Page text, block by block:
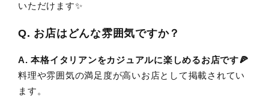
いただけます✨
Q. お店はどんな雰囲気ですか？
A. 本格イタリアンをカジュアルに楽しめるお店です🍕
料理や雰囲気の満足度が高いお店として掲載されてい
ます。